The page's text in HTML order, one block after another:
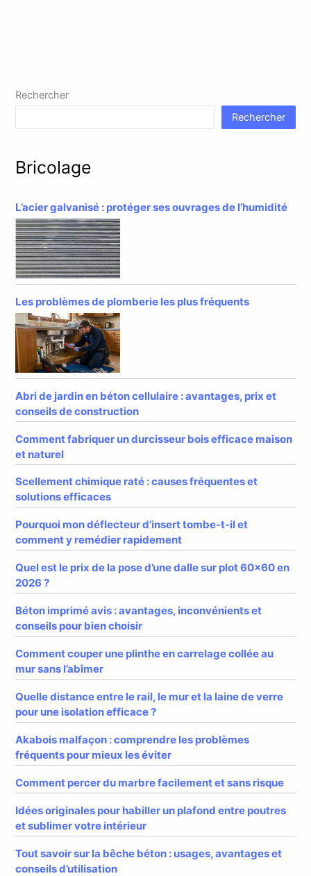
Rechercher
Rechercher
Bricolage
L’acier galvanisé : protéger ses ouvrages de l’humidité
Les problèmes de plomberie les plus fréquents
Abri de jardin en béton cellulaire : avantages, prix et
conseils de construction
Comment fabriquer un durcisseur bois efficace maison
et naturel
Scellement chimique raté : causes fréquentes et
solutions efficaces
Pourquoi mon déflecteur d’insert tombe-t-il et
comment y remédier rapidement
Quel est le prix de la pose d’une dalle sur plot 60×60 en
2026 ?
Béton imprimé avis : avantages, inconvénients et
conseils pour bien choisir
Comment couper une plinthe en carrelage collée au
mur sans l’abîmer
Quelle distance entre le rail, le mur et la laine de verre
pour une isolation efficace ?
Akabois malfaçon : comprendre les problèmes
fréquents pour mieux les éviter
Comment percer du marbre facilement et sans risque
Idées originales pour habiller un plafond entre poutres
et sublimer votre intérieur
Tout savoir sur la bêche béton : usages, avantages et
conseils d’utilisation